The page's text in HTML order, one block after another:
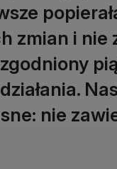
zmian i nie
nie